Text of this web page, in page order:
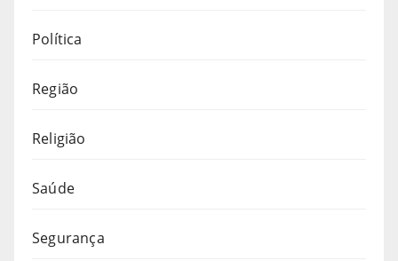
Política
Região
Religião
Saúde
Segurança